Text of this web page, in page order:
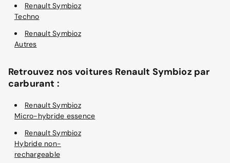
Renault Symbioz
Techno
Renault Symbioz
Autres
Retrouvez nos voitures Renault Symbioz par
carburant :
Renault Symbioz
Micro-hybride essence
Renault Symbioz
Hybride non-
rechargeable